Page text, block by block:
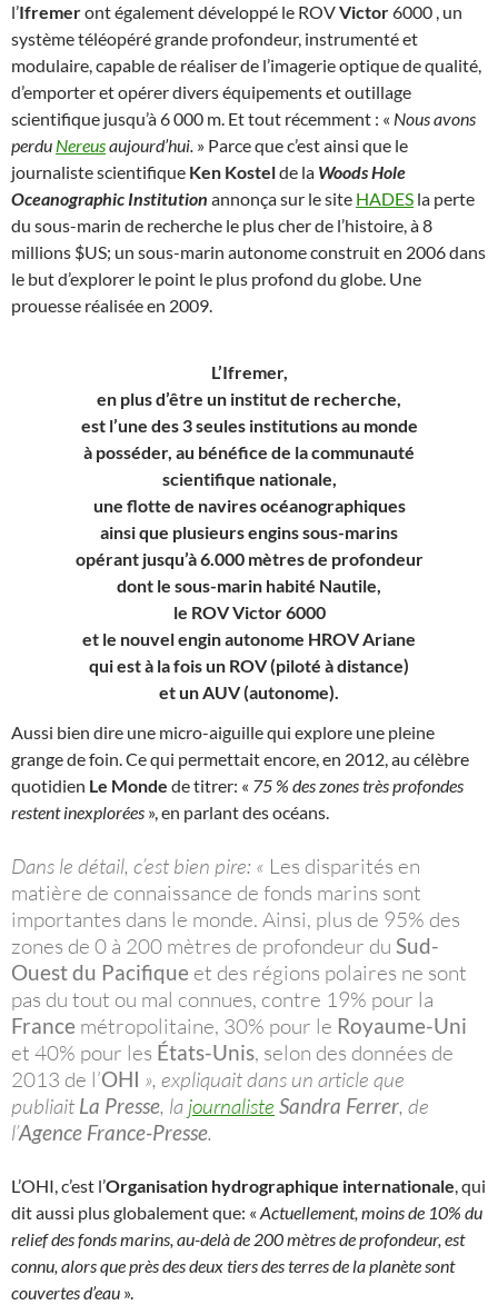
l’Ifremeront également développé le ROVVictor6000 , un
système téléopéré grande profondeur, instrumenté et
modulaire, capable de réaliser de l’imagerie optique de qualité,
d’emporter et opérer divers équipements et outillage
scientifique jusqu’à 6 000 m. Et tout récemment : « Nous avons
perdu Nereusaujourd’hui. » Parce que c’est ainsi que le
journaliste scientifique Ken Kostelde la Woods Hole
Oceanographic Institution annonça sur le site HADES la perte
du sous-marin de recherche le plus cher de l’histoire, à 8
millions $US; un sous-marin autonome construit en 2006 dans
le but d’explorer le point le plus profond du globe. Une
prouesse réalisée en 2009.
L’Ifremer,
en plus d’être un institut de recherche,
est l’une des 3 seules institutions au monde
à posséder, au bénéfice de la communauté
scientifique nationale,
une flotte de navires océanographiques
ainsi que plusieurs engins sous-marins
opérant jusqu’à 6.000 mètres de profondeur
dont le sous-marin habité Nautile,
le ROV Victor 6000
et le nouvel engin autonome HROV Ariane
qui est à la fois un ROV (piloté à distance)
et un AUV (autonome).
Aussi bien dire une micro-aiguille qui explore une pleine
grange de foin. Ce qui permettait encore, en 2012, au célèbre
quotidien Le Monde de titrer: « 75 % des zones très profondes
restent inexplorées », en parlant des océans.
Dans le détail, c’est bien pire: « Les disparités en
matière de connaissance de fonds marins sont
importantes dans le monde. Ainsi, plus de 95% des
zones de 0 à 200 mètres de profondeur du Sud-
Ouest du Pacifique et des régions polaires ne sont
pas du tout ou mal connues, contre 19% pour la
France métropolitaine, 30% pour le Royaume-Uni
et 40% pour les États-Unis, selon des données de
2013 de l’OHI », expliquait dans un article que
publiait La Presse, la journaliste Sandra Ferrer, de
l’Agence France-Presse.
L’OHI, c’est l’Organisation hydrographique internationale, qui
dit aussi plus globalement que: « Actuellement, moins de 10% du
relief des fonds marins, au-delà de 200 mètres de profondeur, est
connu, alors que près des deux tiers des terres de la planète sont
couvertes d’eau ».